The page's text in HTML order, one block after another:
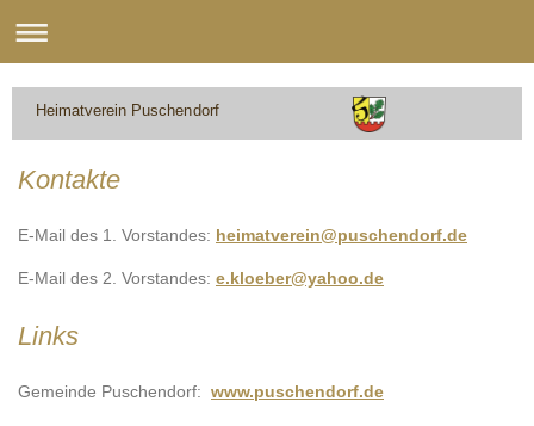
Heimatverein Puschendorf
Kontakte
E-Mail des 1. Vorstandes: heimatverein@puschendorf.de
E-Mail des 2. Vorstandes: e.kloeber@yahoo.de
Links
Gemeinde Puschendorf: www.puschendorf.de